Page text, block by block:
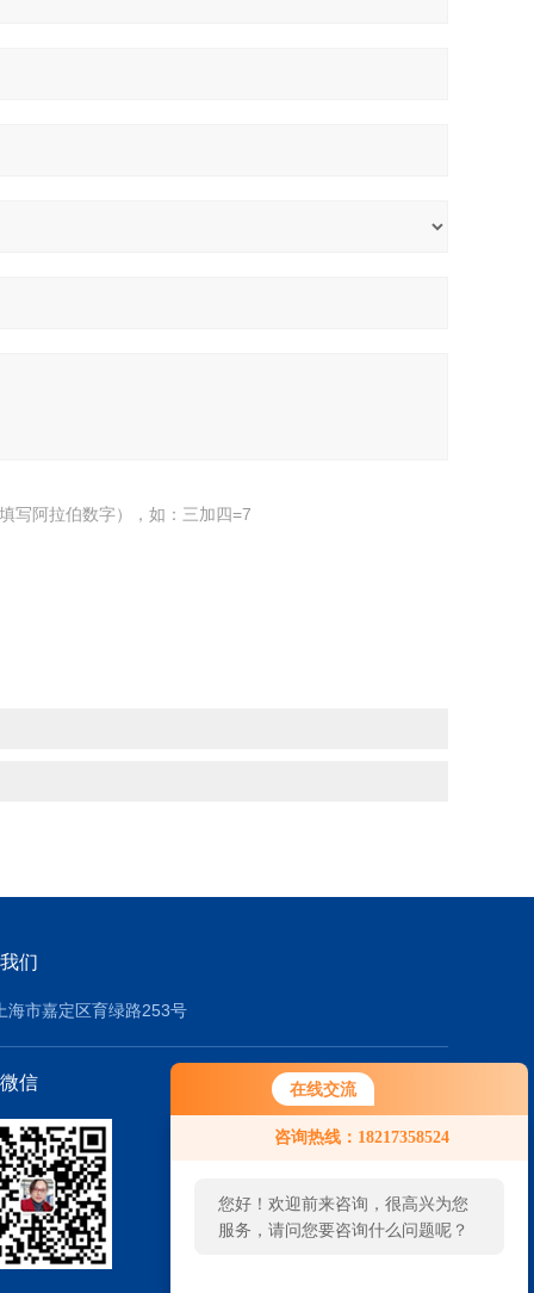
在线交流
咨询热线：18217358524
您好！欢迎前来咨询，很高兴为您
服务，请问您要咨询什么问题呢？
写阿拉伯数字），如：三加四=7
们
海市嘉定区育绿路253号
信